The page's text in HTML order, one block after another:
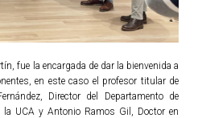
fue la encargada de dar la bienvenida a
en este caso el profesor titular de
Director del Departamento de
UCA y Antonio Ramos Gil, Doctor en